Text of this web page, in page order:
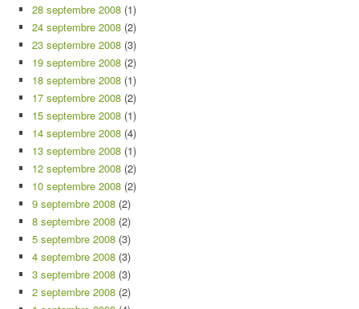
28 septembre 2008 (1)
24 septembre 2008 (2)
23 septembre 2008 (3)
19 septembre 2008 (2)
18 septembre 2008 (1)
17 septembre 2008 (2)
15 septembre 2008 (1)
14 septembre 2008 (4)
13 septembre 2008 (1)
12 septembre 2008 (2)
10 septembre 2008 (2)
9 septembre 2008 (2)
8 septembre 2008 (2)
5 septembre 2008 (3)
4 septembre 2008 (3)
3 septembre 2008 (3)
2 septembre 2008 (2)